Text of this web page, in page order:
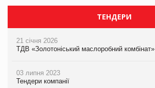
ТЕНДЕРИ
21 січня 2026
ТДВ «Золотоніський маслоробний комбінат»
03 липня 2023
Тендери компанії